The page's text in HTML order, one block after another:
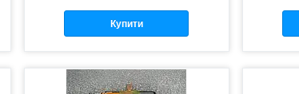
Купити